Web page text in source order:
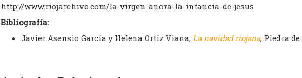
http://www.riojarchivo.com/la-virgen-anora-la-infancia-de-jesus
Bibliografía:
Javier Asensio García y Helena Ortiz Viana, La navidad riojana, Piedra de